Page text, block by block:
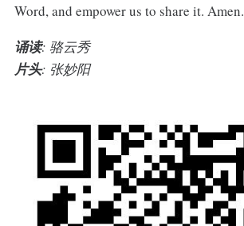
Word, and empower us to share it. Amen.
诵读: 骆云秀
片头: 张妙阳